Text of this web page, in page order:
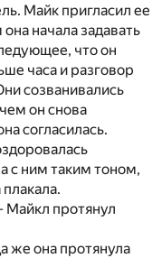
Майк пригласил ее
начала задавать
что он
часа и разговор
созванивались
он снова
согласилась.
с ним таким тоном,
Майкл протянул
же она протянула